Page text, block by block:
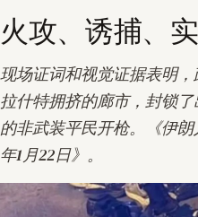
火攻、诱捕、实
现场证词和视觉证据表明
拉什特拥挤的廊市，封锁
的非武装平民开枪。《伊朗
年1月22日》。